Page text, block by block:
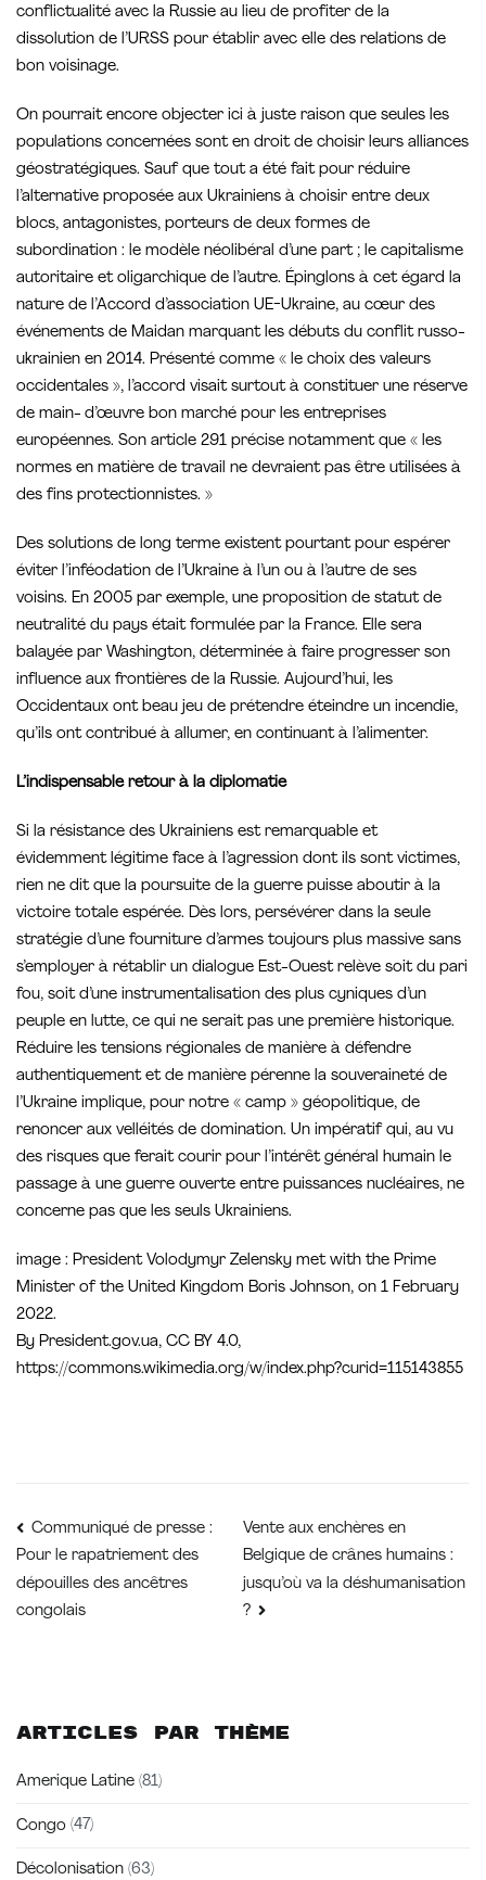
conflictualité avec la Russie au lieu de profiter de la
dissolution de l’URSS pour établir avec elle des relations de
bon voisinage.
On pourrait encore objecter ici à juste raison que seules les
populations concernées sont en droit de choisir leurs alliances
géostratégiques. Sauf que tout a été fait pour réduire
l’alternative proposée aux Ukrainiens à choisir entre deux
blocs, antagonistes, porteurs de deux formes de
subordination : le modèle néolibéral d’une part ; le capitalisme
autoritaire et oligarchique de l’autre. Épinglons à cet égard la
nature de l’Accord d’association UE-Ukraine, au cœur des
événements de Maidan marquant les débuts du conflit russo-
ukrainien en 2014. Présenté comme « le choix des valeurs
occidentales », l’accord visait surtout à constituer une réserve
de main- d’œuvre bon marché pour les entreprises
européennes. Son article 291 précise notamment que « les
normes en matière de travail ne devraient pas être utilisées à
des fins protectionnistes. »
Des solutions de long terme existent pourtant pour espérer
éviter l’inféodation de l’Ukraine à l’un ou à l’autre de ses
voisins. En 2005 par exemple, une proposition de statut de
neutralité du pays était formulée par la France. Elle sera
balayée par Washington, déterminée à faire progresser son
influence aux frontières de la Russie. Aujourd’hui, les
Occidentaux ont beau jeu de prétendre éteindre un incendie,
qu’ils ont contribué à allumer, en continuant à l’alimenter.
L’indispensable retour à la diplomatie
Si la résistance des Ukrainiens est remarquable et
évidemment légitime face à l’agression dont ils sont victimes,
rien ne dit que la poursuite de la guerre puisse aboutir à la
victoire totale espérée. Dès lors, persévérer dans la seule
stratégie d’une fourniture d’armes toujours plus massive sans
s’employer à rétablir un dialogue Est-Ouest relève soit du pari
fou, soit d’une instrumentalisation des plus cyniques d’un
peuple en lutte, ce qui ne serait pas une première historique.
Réduire les tensions régionales de manière à défendre
authentiquement et de manière pérenne la souveraineté de
l’Ukraine implique, pour notre « camp » géopolitique, de
renoncer aux velléités de domination. Un impératif qui, au vu
des risques que ferait courir pour l’intérêt général humain le
passage à une guerre ouverte entre puissances nucléaires, ne
concerne pas que les seuls Ukrainiens.
image : President Volodymyr Zelensky met with the Prime
Minister of the United Kingdom Boris Johnson, on 1 February
2022.
By President.gov.ua, CC BY 4.0,
https://commons.wikimedia.org/w/index.php?curid=115143855
Navigation
de
l’article
Communiqué de presse :
Pour le rapatriement des
dépouilles des ancêtres
congolais
Vente aux enchères en
Belgique de crânes humains :
jusqu’où va la déshumanisation
?
Articles par thème
Amerique Latine (81)
Congo (47)
Décolonisation (63)